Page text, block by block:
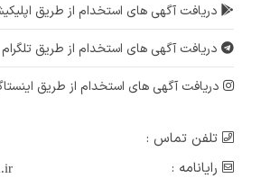
دریافت آگهی های استخدام از طریق
دریافت آگهی های استخدام از طریق تلگرام
دریافت آگهی های استخدام از طریق
تلفن تماس :
رایانامه :